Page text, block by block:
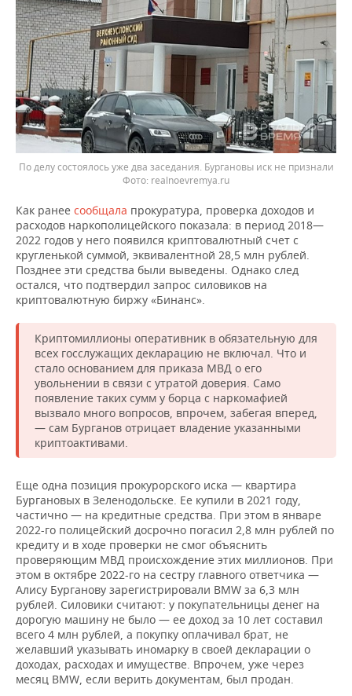
По делу состоялось уже два заседания. Бургановы иск не признали
realnoevremya.ru
Как ранее сообщала прокуратура, проверка доходов и
расходов наркополицейского показала: в период 2018—
2022 годов у него появился криптовалютный счет с
кругленькой суммой, эквивалентной 28,5 млн рублей.
Позднее эти средства были выведены. Однако след
остался, что подтвердил запрос силовиков на
криптовалютную биржу «Бинанс».
Криптомиллионы оперативник в обязательную для
всех госслужащих декларацию не включал. Что и
стало основанием для приказа МВД о его
увольнении в связи с утратой доверия. Само
появление таких сумм у борца с наркомафией
вызвало много вопросов, впрочем, забегая вперед,
— сам Бурганов отрицает владение указанными
криптоактивами.
Еще одна позиция прокурорского иска — квартира
Бургановых в Зеленодольске. Ее купили в 2021 году,
частично — на кредитные средства. При этом в январе
2022-го полицейский досрочно погасил 2,8 млн рублей по
кредиту и в ходе проверки не смог объяснить
проверяющим МВД происхождение этих миллионов. При
этом в октябре 2022-го на сестру главного ответчика —
Алису Бурганову зарегистрировали BMW за 6,3 млн
рублей. Силовики считают: у покупательницы денег на
дорогую машину не было — ее доход за 10 лет составил
всего 4 млн рублей, а покупку оплачивал брат, не
желавший указывать иномарку в своей декларации о
доходах, расходах и имуществе. Впрочем, уже через
месяц BMW, если верить документам, был продан.